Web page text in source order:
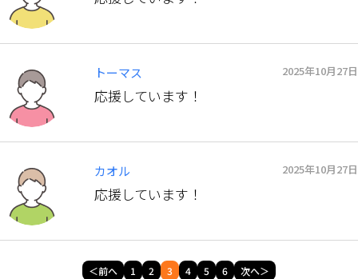
トーマス 2025年10月27日
応援しています！
カオル 2025年10月27日
応援しています！
＜前へ 1 2 3 4 5 6 次へ＞